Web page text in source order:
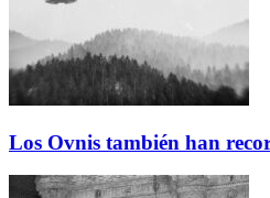
Los Ovnis también han